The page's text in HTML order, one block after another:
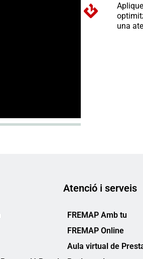
una
Atenció i serveis
FREMAP Amb tu
FREMAP Online
Aula virtual de